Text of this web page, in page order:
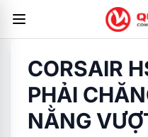
CORSAIR
PHẢI
NẰNG